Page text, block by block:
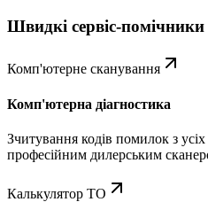
Швидкі сервіс-помічники
Комп'ютерне сканування
Комп'ютерна діагностика
Зчитування кодів помилок з
професійним дилерським
Калькулятор ТО